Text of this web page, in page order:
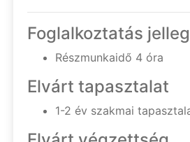
Foglalkoztatás
Részmunkaidő 4 óra
Elvárt tapasztalat
1-2 év szakmai